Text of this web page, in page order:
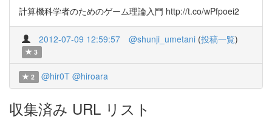
計算機科学者のためのゲーム理論入門 http://t.co/wPfpoei2
2012-07-09 12:59:57 @shunji_umetani (投稿一覧)
3
2 @hir0T @hiroara
収集済み URL リスト